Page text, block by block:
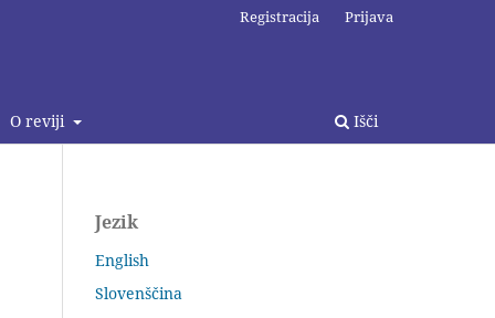
O reviji Išči
Registracija Prijava
Jezik
English
Slovenščina